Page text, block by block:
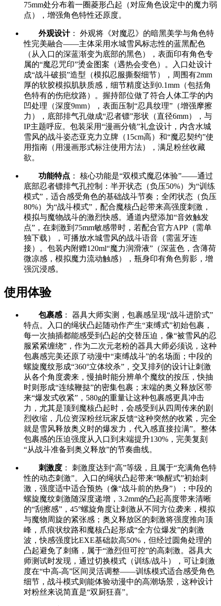
75mm处分布着一圈菱形凸起（对应角色设定中的魔力弱
点），增强角色特性还原度。
外观设计： 外观将《对魔忍》的暗黑美学与角色特
性完美融合——主体采用水城雪风标志性的蓝黑配色
（从入口的深蓝渐变为底部的黑色），表面印有角色专
属的“魔忍咒印”烫金图案（遇热会变色）。入口处设计
成“战斗破损”造型（模拟忍服撕裂细节），周围有2mm
厚的软胶模拟肌肤质感，细节精度达到0.1mm（包括角
色特有的伤疤纹路）。握持部位做了符合人体工学的内
凹处理（深度9mm），表面压制“忍具纹理”（增强摩擦
力），底部排气孔做成“忍者镖”形状（直径6mm），与
IP主题呼应。包装采用“漫画分镜”礼盒设计，内含水城
雪风的战斗姿态亚克力立牌（15cm高）和“魔忍契约”使
用指南（用漫画形式标注使用方法），满足粉丝收藏
欲。
功能特点 ： 核心功能是“双模式魔忍体验”——通过
底部忍者镖排气孔控制：半开状态（负压50%）为“训练
模式”，适合感受角色的基础战斗节奏；全闭状态（负压
80%）为“战斗模式”，配合魔核凸起带来高强度刺激，
模拟与魔物战斗的激烈快感。通道内壁添加“音效触发
点”，在刺激到75mm敏感带时，若配合官方APP（需单
独下载），可播放水城雪风的战斗语音（需蓝牙连
接）。包装内附赠120ml“魔力润滑液”（深蓝色，含薄荷
微凉感，模拟魔力流动触感），瓶身印有角色剪影，增
强沉浸感。
使用体验
包裹感 ： 器具大师实测，包裹感呈现“战斗进阶式”
特点。入口的绳状凸起随动作产生“束缚式”初始包裹，
每一次抽插都能感受到凸起的交替压迫，像“被雪风的忍
服紧紧缠绕”，作为二次元老粉的器具大师必须说，这种
包裹感完美还原了动漫中“束缚战斗”的名场面；中段的
螺旋魔纹形成“360°立体绞杀”，交叉排列的设计让刺激
从各个角度袭来，慢抽时能分辨单个魔纹的按压，快抽
时则形成“连续鞭挞”的密集包裹；末端的奥义释放区带
来“爆发式收紧”，580g的重量让这种包裹感更具冲击
力，尤其是顶到魔核凸起时，会感受到从四周传来的剧
烈收缩，几位资深粉丝玩家反馈“这种突然的收紧，完全
就是雪风释放奥义时的爆发力，代入感直接拉满”。整体
包裹感的压迫强度从入口到末端提升130%，完美复刻
“从战斗准备到奥义释放”的节奏曲线。
刺激度 ： 刺激度达到“高”等级，且属于“充满角色特
性的动态刺激”。入口的绳状凸起带来“唤醒式”初始刺
激，强度适中适合预热（像“战斗前的热身”）；中段的
螺旋魔纹刺激随深度递增，3.2mm的凸起高度带来清晰
的“刮擦感”，45°螺旋角度让刺激从不同方位袭来，模拟
与魔物周旋的紧张感；奥义释放区的刺激将强度推向顶
峰，爪痕状纹路和魔核凸起形成“全方位爆发”的刺激
波，快感强度比EXE基础款高50%，但经过圆角处理的
凸起避免了刺痛，属于“激烈但可控”的高刺激。器具大
师测试时发现，通过切换模式（训练/战斗），可让刺激
度在“中高-高”区间灵活调整——训练模式适合感受角色
细节，战斗模式则能体验动漫中的高潮场景，这种设计
对粉丝来说简直是“双厨狂喜”。